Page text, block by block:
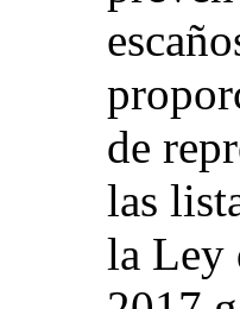
de
las
la Ley